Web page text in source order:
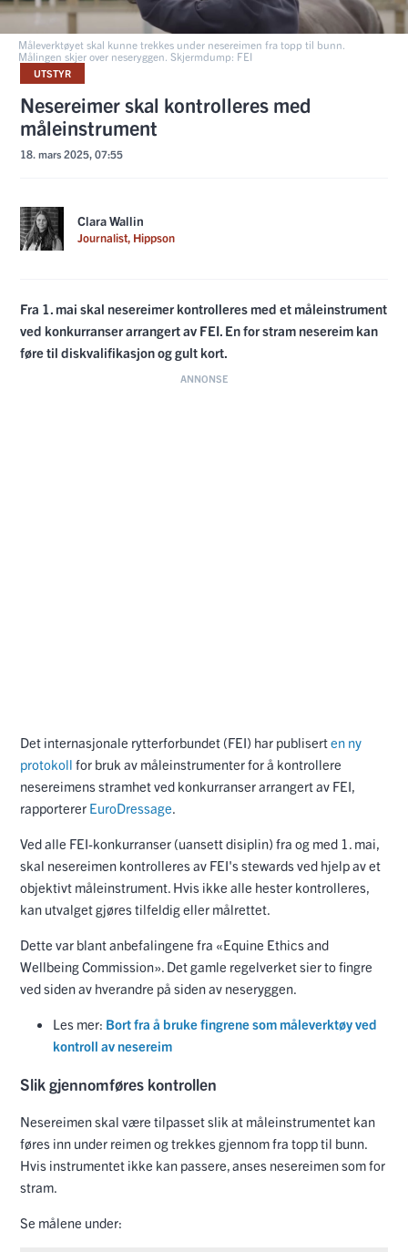
Måleverktøyet skal kunne trekkes under nesereimen fra topp til bunn.
Målingen skjer over neseryggen. Skjermdump: FEI
UTSTYR
Nesereimer skal kontrolleres med
måleinstrument
18. mars 2025, 07:55
Clara Wallin
Journalist, Hippson
Fra 1. mai skal nesereimer kontrolleres med et måleinstrument
ved konkurranser arrangert av FEI. En for stram nesereim kan
føre til diskvalifikasjon og gult kort.
Det internasjonale rytterforbundet (FEI) har publiserten ny
protokoll for bruk av måleinstrumenter for å kontrollere
nesereimens stramhet ved konkurranser arrangert av FEI,
rapporterer EuroDressage.
Ved alle FEI-konkurranser (uansett disiplin) fra og med 1. mai,
skal nesereimen kontrolleres av FEI's stewards ved hjelp av et
objektivt måleinstrument. Hvis ikke alle hester kontrolleres,
kan utvalget gjøres tilfeldig eller målrettet.
Dette var blant anbefalingene fra «Equine Ethics and
Wellbeing Commission». Det gamle regelverket sier to fingre
ved siden av hverandre på siden av neseryggen.
Les mer: Bort fra å bruke fingrene som måleverktøy ved
kontroll av nesereim
Slik gjennomføres kontrollen
Nesereimen skal være tilpasset slik at måleinstrumentet kan
føres inn under reimen og trekkes gjennom fra topp til bunn.
Hvis instrumentet ikke kan passere, anses nesereimen som for
stram.
Se målene under: